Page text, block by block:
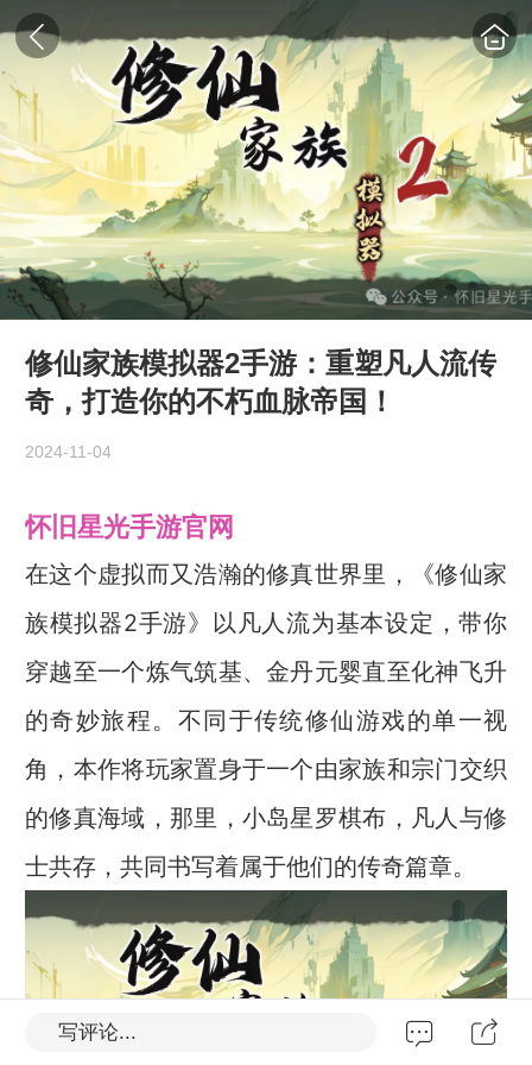
修仙家族模拟器2手游：重塑凡人流传
奇，打造你的不朽血脉帝国！
2024-11-04
怀旧星光手游官网
在这个虚拟而又浩瀚的修真世界里，《修仙家
族模拟器2手游》以凡人流为基本设定，带你
穿越至一个炼气筑基、金丹元婴直至化神飞升
的奇妙旅程。不同于传统修仙游戏的单一视
角，本作将玩家置身于一个由家族和宗门交织
的修真海域，那里，小岛星罗棋布，凡人与修
士共存，共同书写着属于他们的传奇篇章。
写评论...